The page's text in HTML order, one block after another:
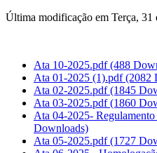
Última modificação em Terça, 31
Ata 10-2025.pdf(488
Ata 01-2025 (1).pdf(2082
Ata 02-2025.pdf(1845
Ata 03-2025.pdf(1860
Ata 04-2025-
Downloads)
Ata 05-2025.pdf(1727